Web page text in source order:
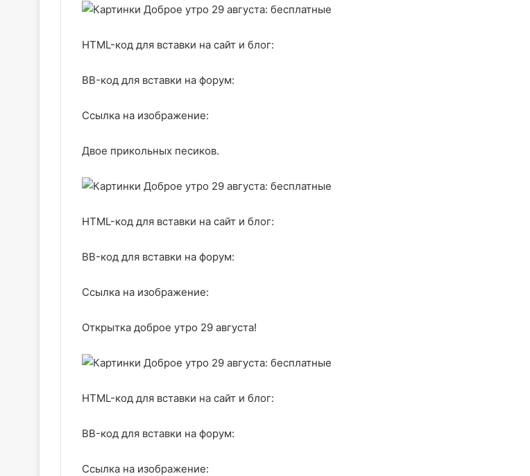
HTML-код для вставки на сайт и блог:
BB-код для вставки на форум:
Ссылка на изображение:
Двое прикольных песиков.
HTML-код для вставки на сайт и блог:
BB-код для вставки на форум:
Ссылка на изображение:
Открытка доброе утро 29 августа!
HTML-код для вставки на сайт и блог:
BB-код для вставки на форум:
Ссылка на изображение: